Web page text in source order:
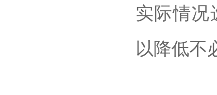
实际情况
以降低不